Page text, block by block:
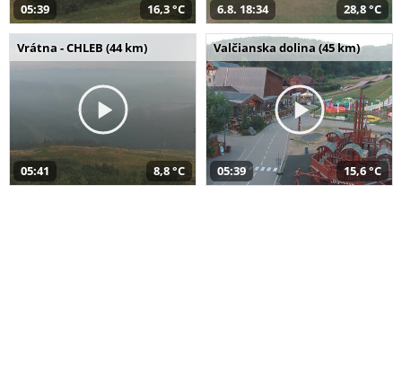
05:39 16,3 °C 6.8. 18:34 28,8 °C
Vrátna - CHLEB (44 km)
05:41 8,8 °C
Valčianska dolina (45 km)
05:39 15,6 °C